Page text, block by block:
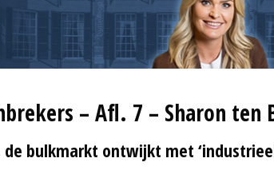
– Afl. 7 – Sharon ten
de bulkmarkt ontwijkt met